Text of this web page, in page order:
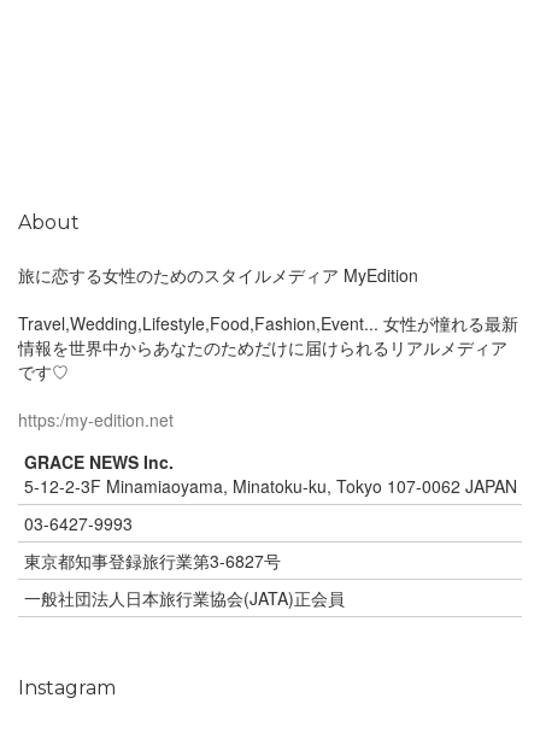
About
旅に恋する女性のためのスタイルメディア MyEdition
Travel,Wedding,Lifestyle,Food,Fashion,Event... 女性が憧れる最新
情報を世界中からあなたのためだけに届けられるリアルメディア
です♡
https:/my-edition.net
GRACE NEWS Inc.
5-12-2-3F Minamiaoyama, Minatoku-ku, Tokyo 107-0062 JAPAN
03-6427-9993
東京都知事登録旅行業第3-6827号
一般社団法人日本旅行業協会(JATA)正会員
Instagram